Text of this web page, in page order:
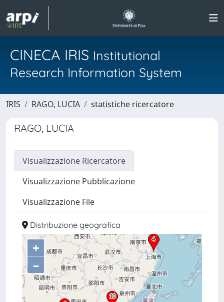
CINECA IRIS Institutional
Research Information System
IRIS RAGO, LUCIA statistiche ricercatore
RAGO, LUCIA
Visualizzazione Ricercatore
Visualizzazione Pubblicazione
Visualizzazione File
Distribuzione geografica
+
–